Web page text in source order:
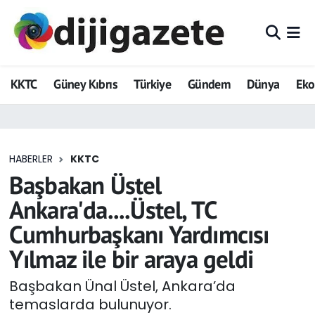
KKTC Güney Kıbrıs Türkiye Gündem Dünya
HABERLER KKTC
Başbakan Üstel
Ankara'da....Üstel, TC
Cumhurbaşkanı Yardımcısı
Yılmaz ile bir araya geldi
Başbakan Ünal Üstel, Ankara’da
temaslarda bulunuyor.
ADVERTORIAL
Dijigazete
Eğitim
Ekonomi
Foto Galeri
GEZİ
Güncel
Hava Durumu
Trafik Durumu
Tüm Manşetler
Son Dakika Haberleri
Haber Arşivi